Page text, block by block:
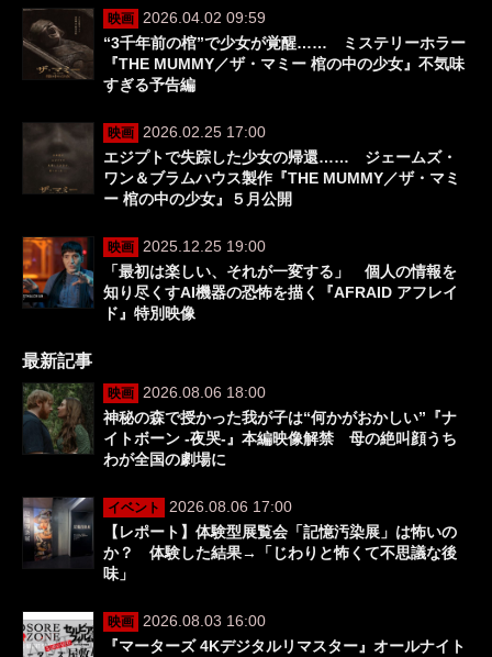
映画 2026.04.02 09:59
“3千年前の棺”で少女が覚醒…… ミステリーホラー
『THE MUMMY／ザ・マミー 棺の中の少女』不気味
すぎる予告編
映画 2026.02.25 17:00
エジプトで失踪した少女の帰還…… ジェームズ・
ワン＆ブラムハウス製作『THE MUMMY／ザ・マミ
ー 棺の中の少女』５月公開
映画 2025.12.25 19:00
「最初は楽しい、それが一変する」 個人の情報を
知り尽くすAI機器の恐怖を描く『AFRAID アフレイ
ド』特別映像
最新記事
映画 2026.08.06 18:00
神秘の森で授かった我が子は“何かがおかしい”『ナ
イトボーン -夜哭-』本編映像解禁 母の絶叫顔うち
わが全国の劇場に
イベント
2026.08.06 17:00
【レポート】体験型展覧会「記憶汚染展」は怖いの
か？ 体験した結果→「じわりと怖くて不思議な後
味」
映画 2026.08.03 16:00
『マーターズ 4Kデジタルリマスター』オールナイト